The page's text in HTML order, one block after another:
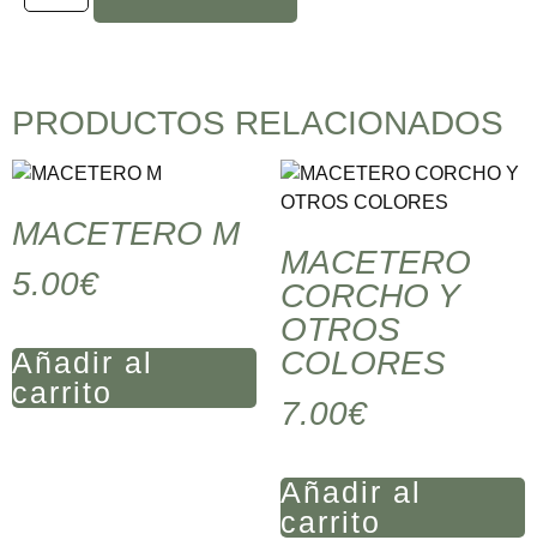
PRODUCTOS RELACIONADOS
MACETERO M
5.00€
Añadir al
carrito
MACETERO
CORCHO Y
OTROS
COLORES
7.00€
Añadir al
carrito